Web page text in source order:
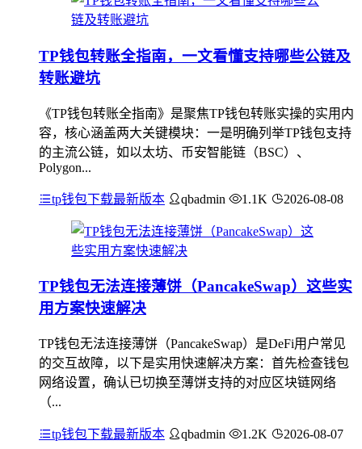
TP钱包转账全指南，一文看懂支持哪些公链及
转账避坑
《TP钱包转账全指南》是聚焦TP钱包转账实操的实用内
容，核心涵盖两大关键模块：一是明确列举TP钱包支持
的主流公链，如以太坊、币安智能链（BSC）、
Polygon...
tp钱包下载最新版本 qbadmin 1.1K 2026-08-08
TP钱包无法连接薄饼（PancakeSwap）这些实
用方案快速解决
TP钱包无法连接薄饼（PancakeSwap）是DeFi用户常见
的交互故障，以下是实用快速解决方案：首先检查钱包
网络设置，确认已切换至薄饼支持的对应区块链网络
（...
tp钱包下载最新版本 qbadmin 1.2K 2026-08-07